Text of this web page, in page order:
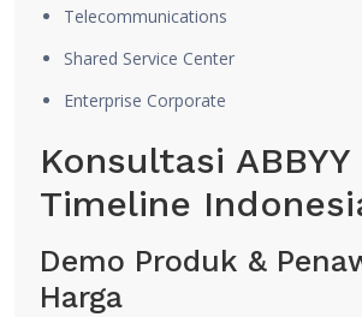
Telecommunications
Shared Service Center
Enterprise Corporate
Konsultasi ABBYY
Timeline
Demo Produk &
Harga